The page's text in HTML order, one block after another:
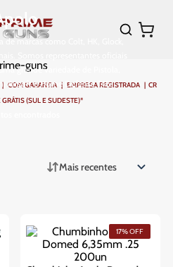
de marcas como Colt, HK, Glock,
grande variedade de Pistola,
Airsoft e Home Defense T4E.
COM GARANTIA | EMPRESA REGISTRADA | CR
(SUL E SUDESTE)*
Mais recentes
17%OFF